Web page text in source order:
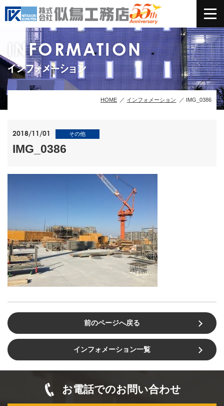
INFORMATION
インフォメーション
HOME インフォメーション IMG_0386
2018/11/01 その他
IMG_0386
前のページへ戻る
インフォメーション一覧
お電話でのお問い合わせ